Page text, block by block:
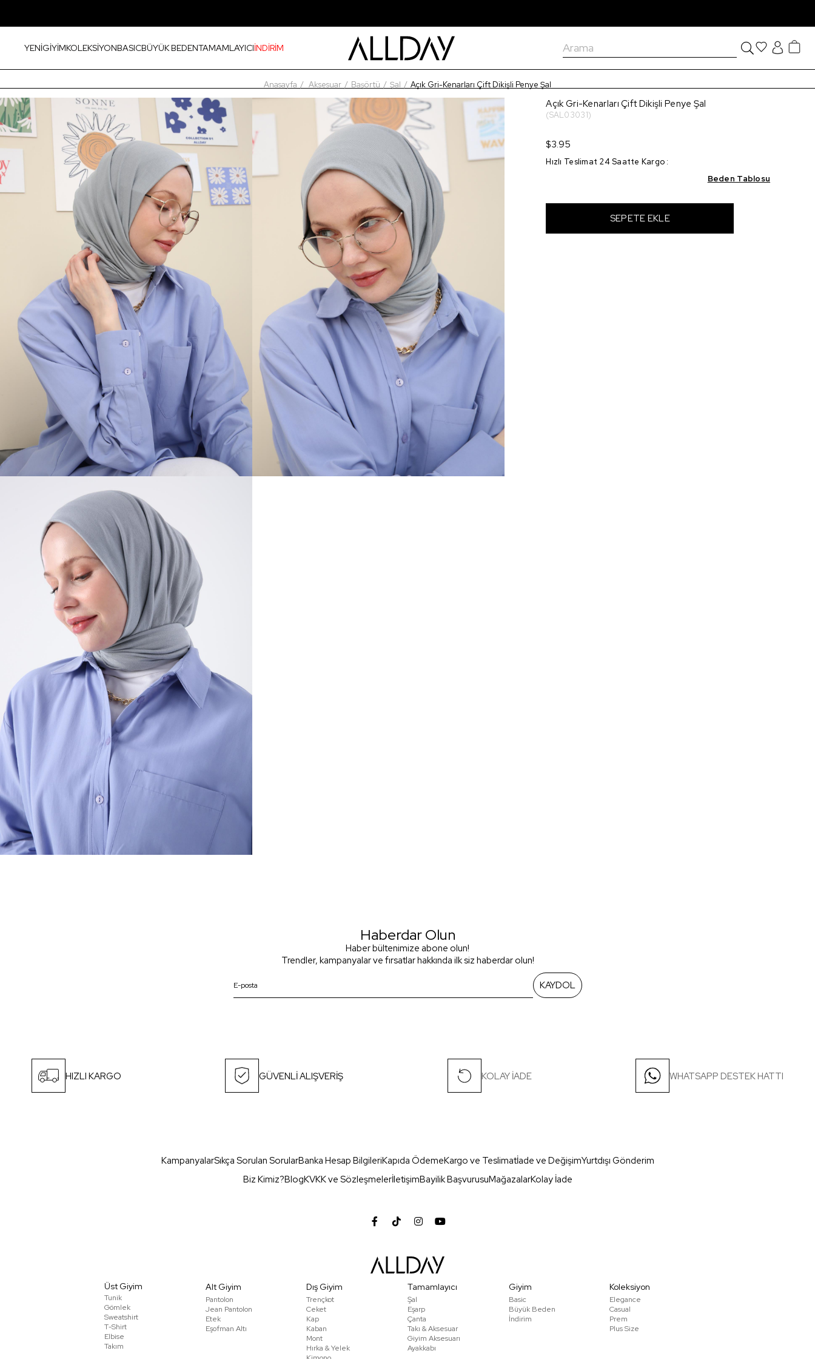
YENİGİYİMKOLEKSİYONBASICBÜYÜK BEDENTAMAMLAYICIİNDİRİM
Anasayfa Aksesuar Başörtü Şal Açık Gri-Kenarları Çift Dikişli Penye Şal
Açık Gri-Kenarları Çift Dikişli Penye Şal
(SAL03031)
$3.95
Hızlı Teslimat 24 Saatte Kargo :
Beden Tablosu
Haberdar Olun
Haber bültenimize abone olun!
Trendler, kampanyalar ve fırsatlar hakkında ilk siz haberdar olun!
KAYDOL
HIZLI KARGO GÜVENLİ ALIŞVERİŞ KOLAY İADE WHATSAPP DESTEK HATTI
KampanyalarSıkça Sorulan SorularBanka Hesap BilgileriKapıda ÖdemeKargo ve Teslimatİade ve DeğişimYurtdışı Gönderim
Biz Kimiz?BlogKVKK ve SözleşmelerİletişimBayilik BaşvurusuMağazalarKolay İade
Üst Giyim
Tunik
Gömlek
Sweatshirt
T-Shirt
Elbise
Takım
Alt Giyim
Pantolon
Jean Pantolon
Etek
Eşofman Altı
Dış Giyim
Trençkot
Ceket
Kap
Kaban
Mont
Hırka & Yelek
Tamamlayıcı
Şal
Eşarp
Çanta
Takı & Aksesuar
Giyim Aksesuarı
Ayakkabı
Giyim
Basic
Büyük Beden
İndirim
Koleksiyon
Elegance
Casual
Prem
Plus Size